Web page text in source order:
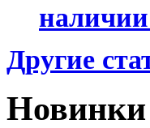
Другие
Новинки